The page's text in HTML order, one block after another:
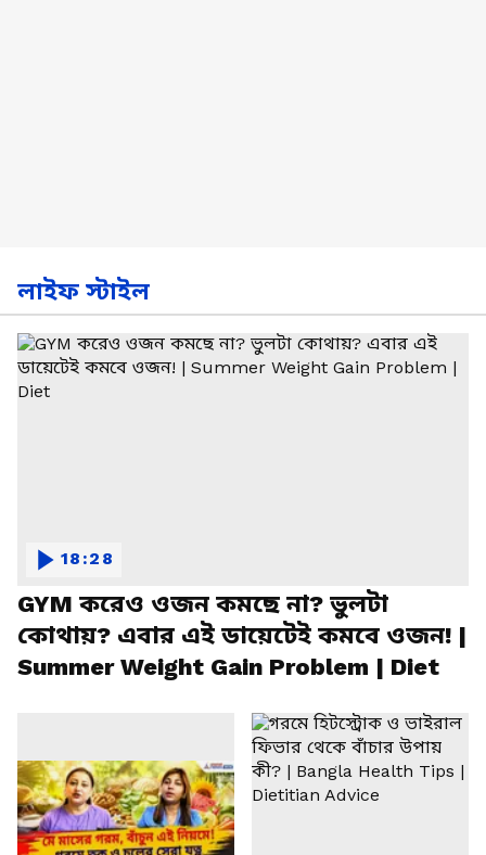
লাইফ স্টাইল
GYM করেও ওজন কমছে না? ভুলটা
কোথায়? এবার এই ডায়েটেই কমবে ওজন! |
Summer Weight Gain Problem | Diet
18:28